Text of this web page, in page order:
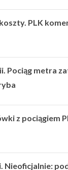
PLK
Pociąg metra
z pociągiem
Nieoficjalnie: